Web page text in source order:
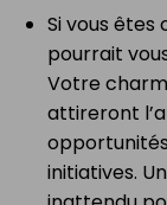
Si vous
pourrait
Votre
attireront
initiatives.